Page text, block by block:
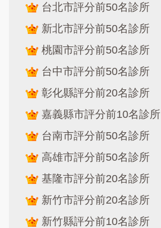
台北市評分前50名診所
新北市評分前50名診所
桃園市評分前50名診所
台中市評分前50名診所
彰化縣評分前20名診所
嘉義縣市評分前10名診所
台南市評分前50名診所
高雄市評分前50名診所
基隆市評分前20名診所
新竹市評分前20名診所
新竹縣評分前10名診所